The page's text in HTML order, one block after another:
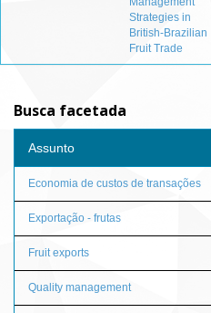
Strategies in
British-Brazilian
Fruit Trade
Busca facetada
Assunto
Economia de custos de transações
Exportação - frutas
Fruit exports
Quality management